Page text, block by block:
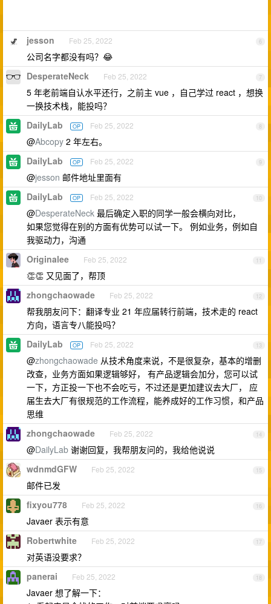
6
jesson Feb 25, 2022
公司名字都没有吗？😂
7
DesperateNeck Feb 25, 2022
5 年老前端自认水平还行，之前主 vue ，自己学过 react ，想换
一换技术栈，能投吗？
8
DailyLab OP Feb 25, 2022
@Abcopy 2 年左右。
9
DailyLab OP Feb 25, 2022
@jesson 邮件地址里面有
10
DailyLab OP Feb 25, 2022
@DesperateNeck 最后确定入职的同学一般会横向对比，
如果您觉得在别的方面有优势可以试一下。 例如业务，例如自
我驱动力，沟通
11
Originalee Feb 25, 2022
👏👏 又见面了，帮顶
12
zhongchaowade Feb 25, 2022
帮我朋友问下：翻译专业 21 年应届转行前端，技术走的 react
方向，语言专八能投吗？
13
DailyLab OP Feb 25, 2022
@zhongchaowade 从技术角度来说，不是很复杂，基本的增删
改查，业务方面如果逻辑够好， 有产品逻辑会加分，您可以试
一下，方正投一下也不会吃亏，不过还是更加建议去大厂， 应
届生去大厂有很规范的工作流程，能养成好的工作习惯，和产品
思维
14
zhongchaowade Feb 25, 2022
@DailyLab 谢谢回复，我帮朋友问的，我给他说说
15
wdnmdGFW Feb 25, 2022
邮件已发
16
fixyou778 Feb 25, 2022
Javaer 表示有意
17
Robertwhite Feb 25, 2022
对英语没要求？
18
panerai Feb 25, 2022
Javaer 想了解一下：